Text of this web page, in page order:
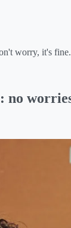
worry, it's
no